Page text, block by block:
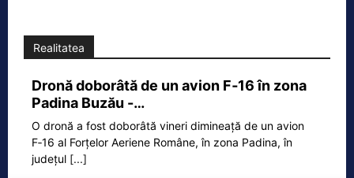
Realitatea
Dronă doborâtă de un avion F‑16 în zona
Padina Buzău -…
O dronă a fost doborâtă vineri dimineață de un avion
F‑16 al Forțelor Aeriene Române, în zona Padina, în
județul [...]